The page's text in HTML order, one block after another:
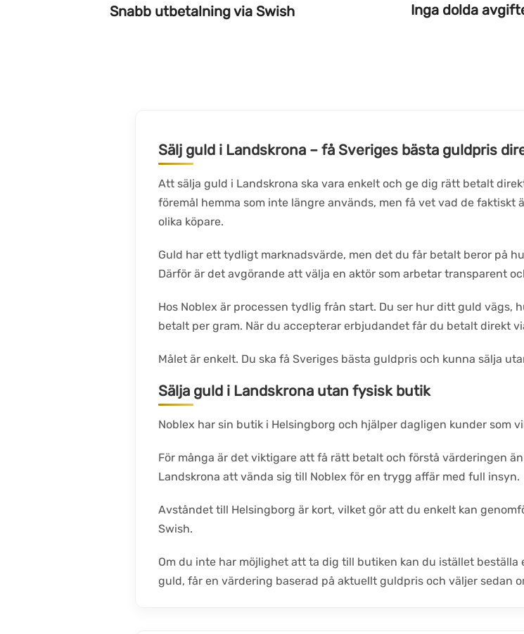
Snabb utbetalning via Swish Inga dolda
Sälj guld i Landskrona – få Sveriges bästa guldpris
Att sälja guld i Landskrona ska vara enkelt och ge dig rätt betalt
föremål hemma som inte längre används, men få vet vad de faktiskt
olika köpare.
Guld har ett tydligt marknadsvärde, men det du får betalt beror på
Därför är det avgörande att välja en aktör som arbetar transparent
Hos Noblex är processen tydlig från start. Du ser hur ditt guld vägs,
betalt per gram. När du accepterar erbjudandet får du betalt direkt
Målet är enkelt. Du ska få Sveriges bästa guldpris och kunna sälja
Sälja guld i Landskrona utan fysisk butik
Noblex har sin butik i Helsingborg och hjälper dagligen kunder som
För många är det viktigare att få rätt betalt och förstå värderingen
Landskrona att vända sig till Noblex för en trygg affär med full insyn.
Avståndet till Helsingborg är kort, vilket gör att du enkelt kan
Swish.
Om du inte har möjlighet att ta dig till butiken kan du istället beställa
guld, får en värdering baserad på aktuellt guldpris och väljer sedan